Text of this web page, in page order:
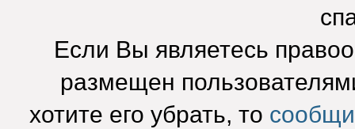
Если Вы являетесь
размещен
хотите его убрать, то